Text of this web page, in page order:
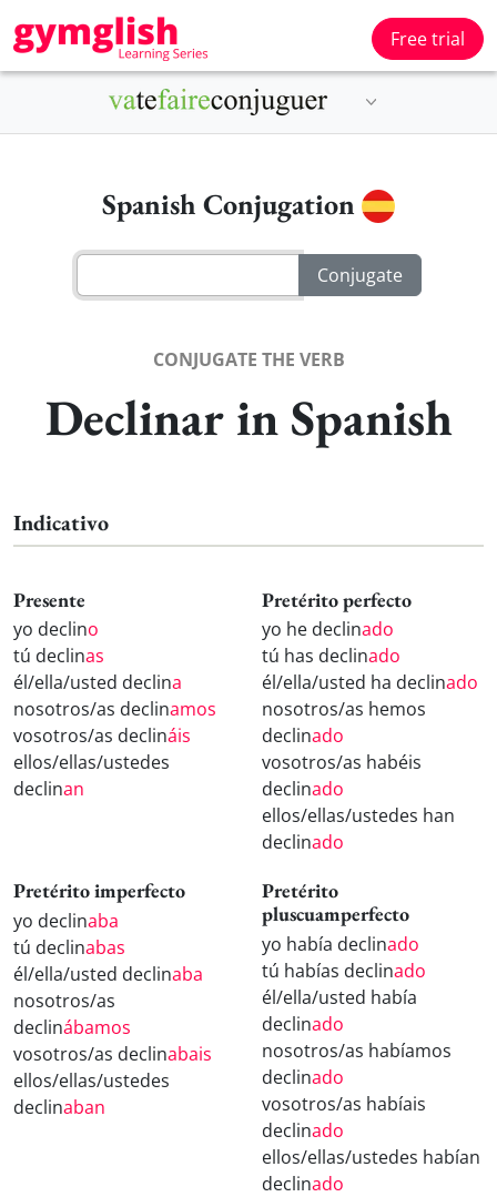
Free trial
Spanish Conjugation
CONJUGATE THE VERB
Declinar in Spanish
Indicativo
Presente
yo declino
tú declinas
él/ella/usted declina
nosotros/as declinamos
vosotros/as declináis
ellos/ellas/ustedes
declinan
Pretérito perfecto
yo he declinado
tú has declinado
él/ella/usted ha declinado
nosotros/as hemos
declinado
vosotros/as habéis
declinado
ellos/ellas/ustedes han
declinado
Pretérito imperfecto
yo declinaba
tú declinabas
él/ella/usted declinaba
nosotros/as
declinábamos
vosotros/as declinabais
ellos/ellas/ustedes
declinaban
Pretérito
pluscuamperfecto
yo había declinado
tú habías declinado
él/ella/usted había
declinado
nosotros/as habíamos
declinado
vosotros/as habíais
declinado
ellos/ellas/ustedes habían
declinado